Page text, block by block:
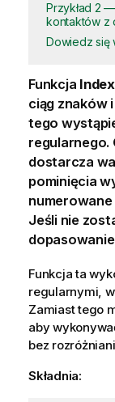
Przykład 2
kontaktów z
Dowiedz się
Funkcja
ciąg znaków
tego
regularnego.
dostarcza
pominięcia
numerowane
Jeśli nie
Funkcja ta
regularnymi,
Zamiast tego
aby
bez
Składnia: